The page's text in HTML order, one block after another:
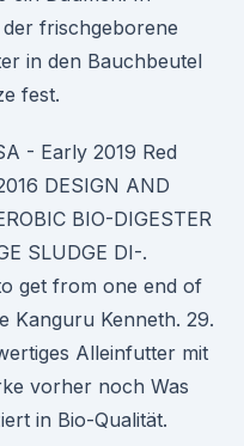
frischgeborene
in den Bauchbeutel
fest.
- Early 2019 Red
DESIGN AND
BIO-DIGESTER
SLUDGE DI-.
get from one end of
Kanguru Kenneth. 29.
Alleinfutter mit
vorher noch Was
in Bio-Qualität.